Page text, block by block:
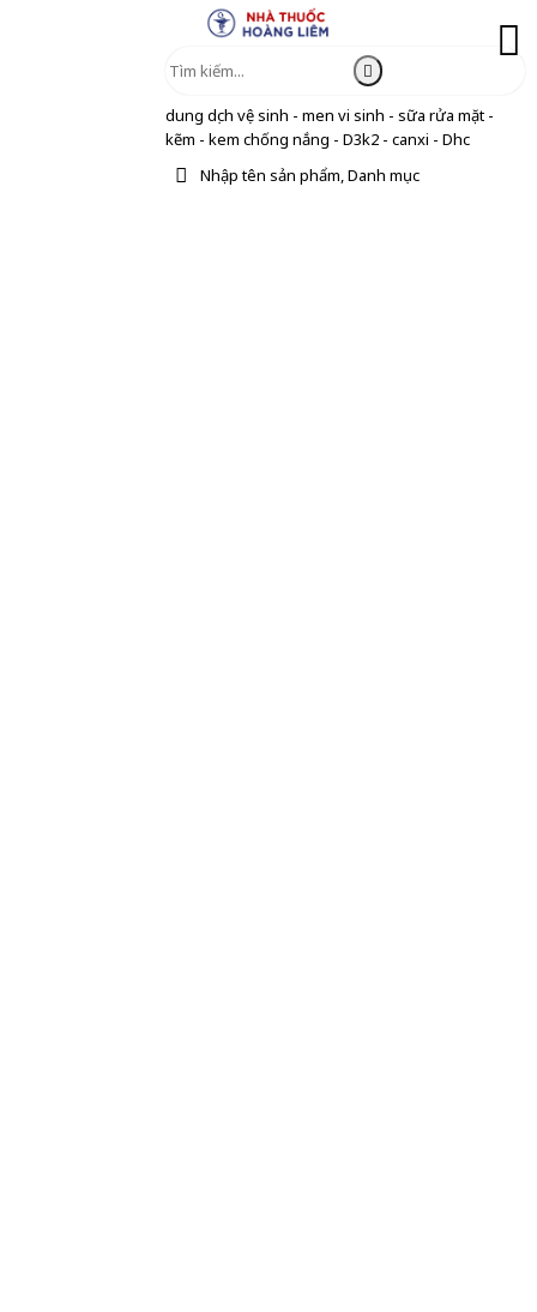
dung dịch vệ sinh - men vi sinh - sữa rửa mặt -
kẽm - kem chống nắng - D3k2 - canxi - Dhc
Nhập tên sản phẩm, Danh mục